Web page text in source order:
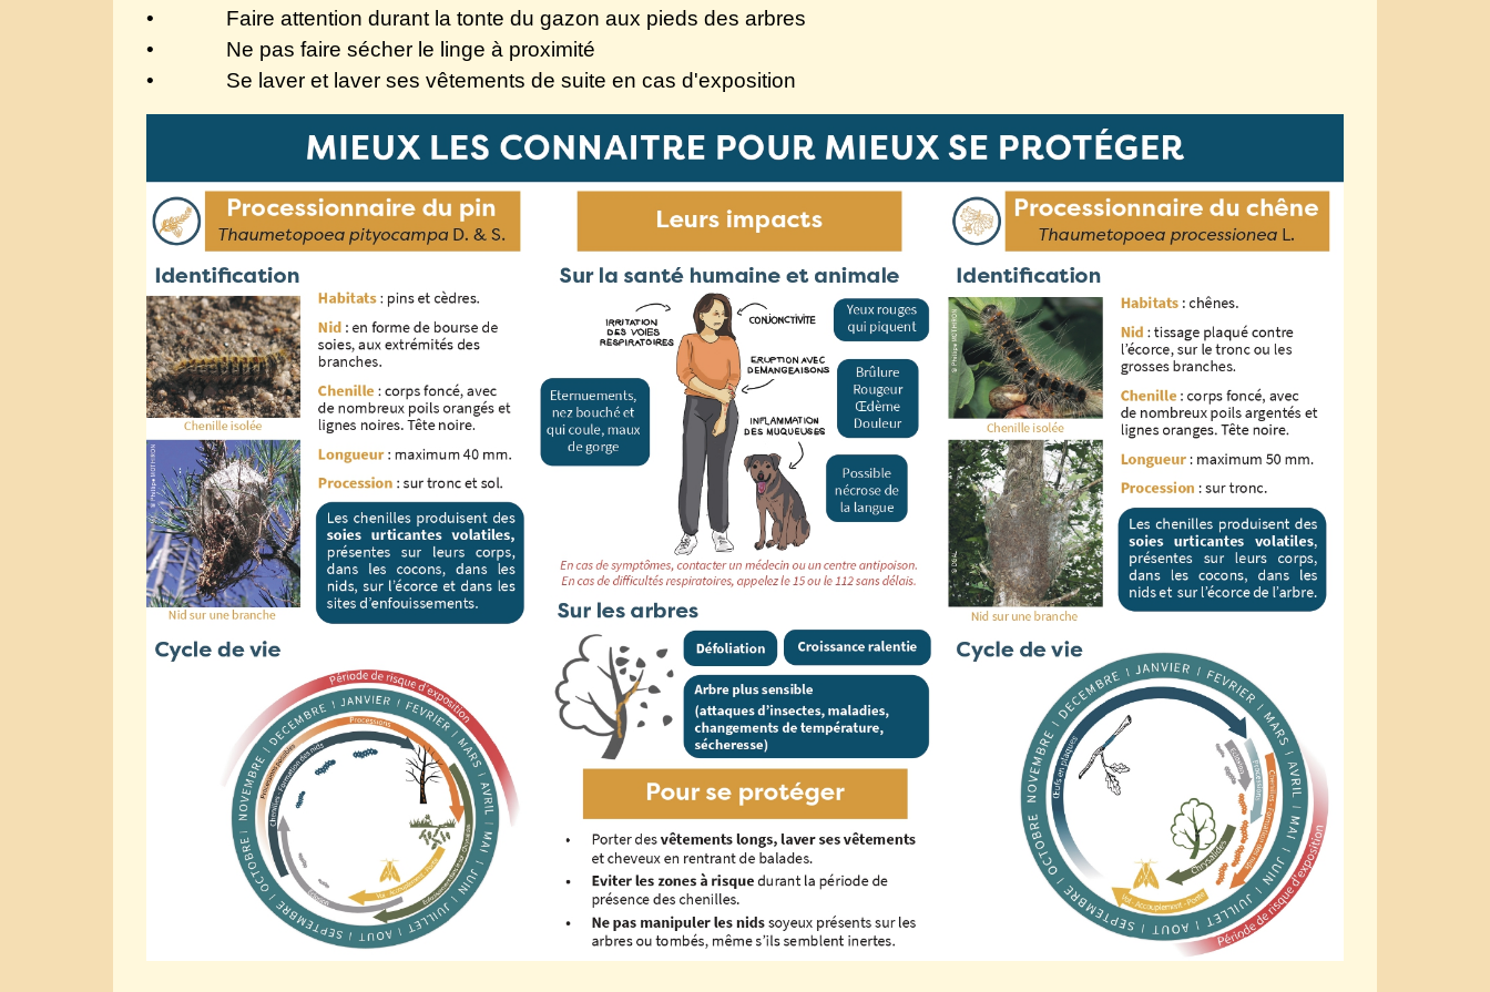
• Faire attention durant la tonte du gazon aux pieds des arbres
• Ne pas faire sécher le linge à proximité
• Se laver et laver ses vêtements de suite en cas d'exposition